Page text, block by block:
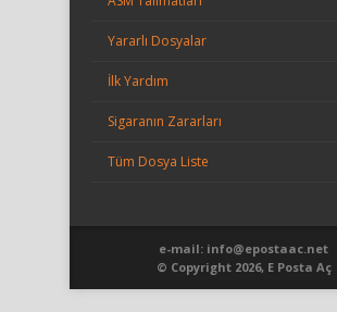
Yararlı Dosyalar
İlk Yardım
Sigaranın Zararları
Tüm Dosya Liste
e-mail: info@epostaac.net
© Copyright 2026, E Posta Aç